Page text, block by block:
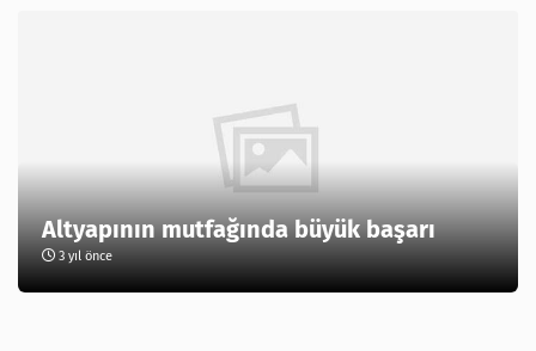
Altyapının mutfağında büyük başarı
3 yıl önce